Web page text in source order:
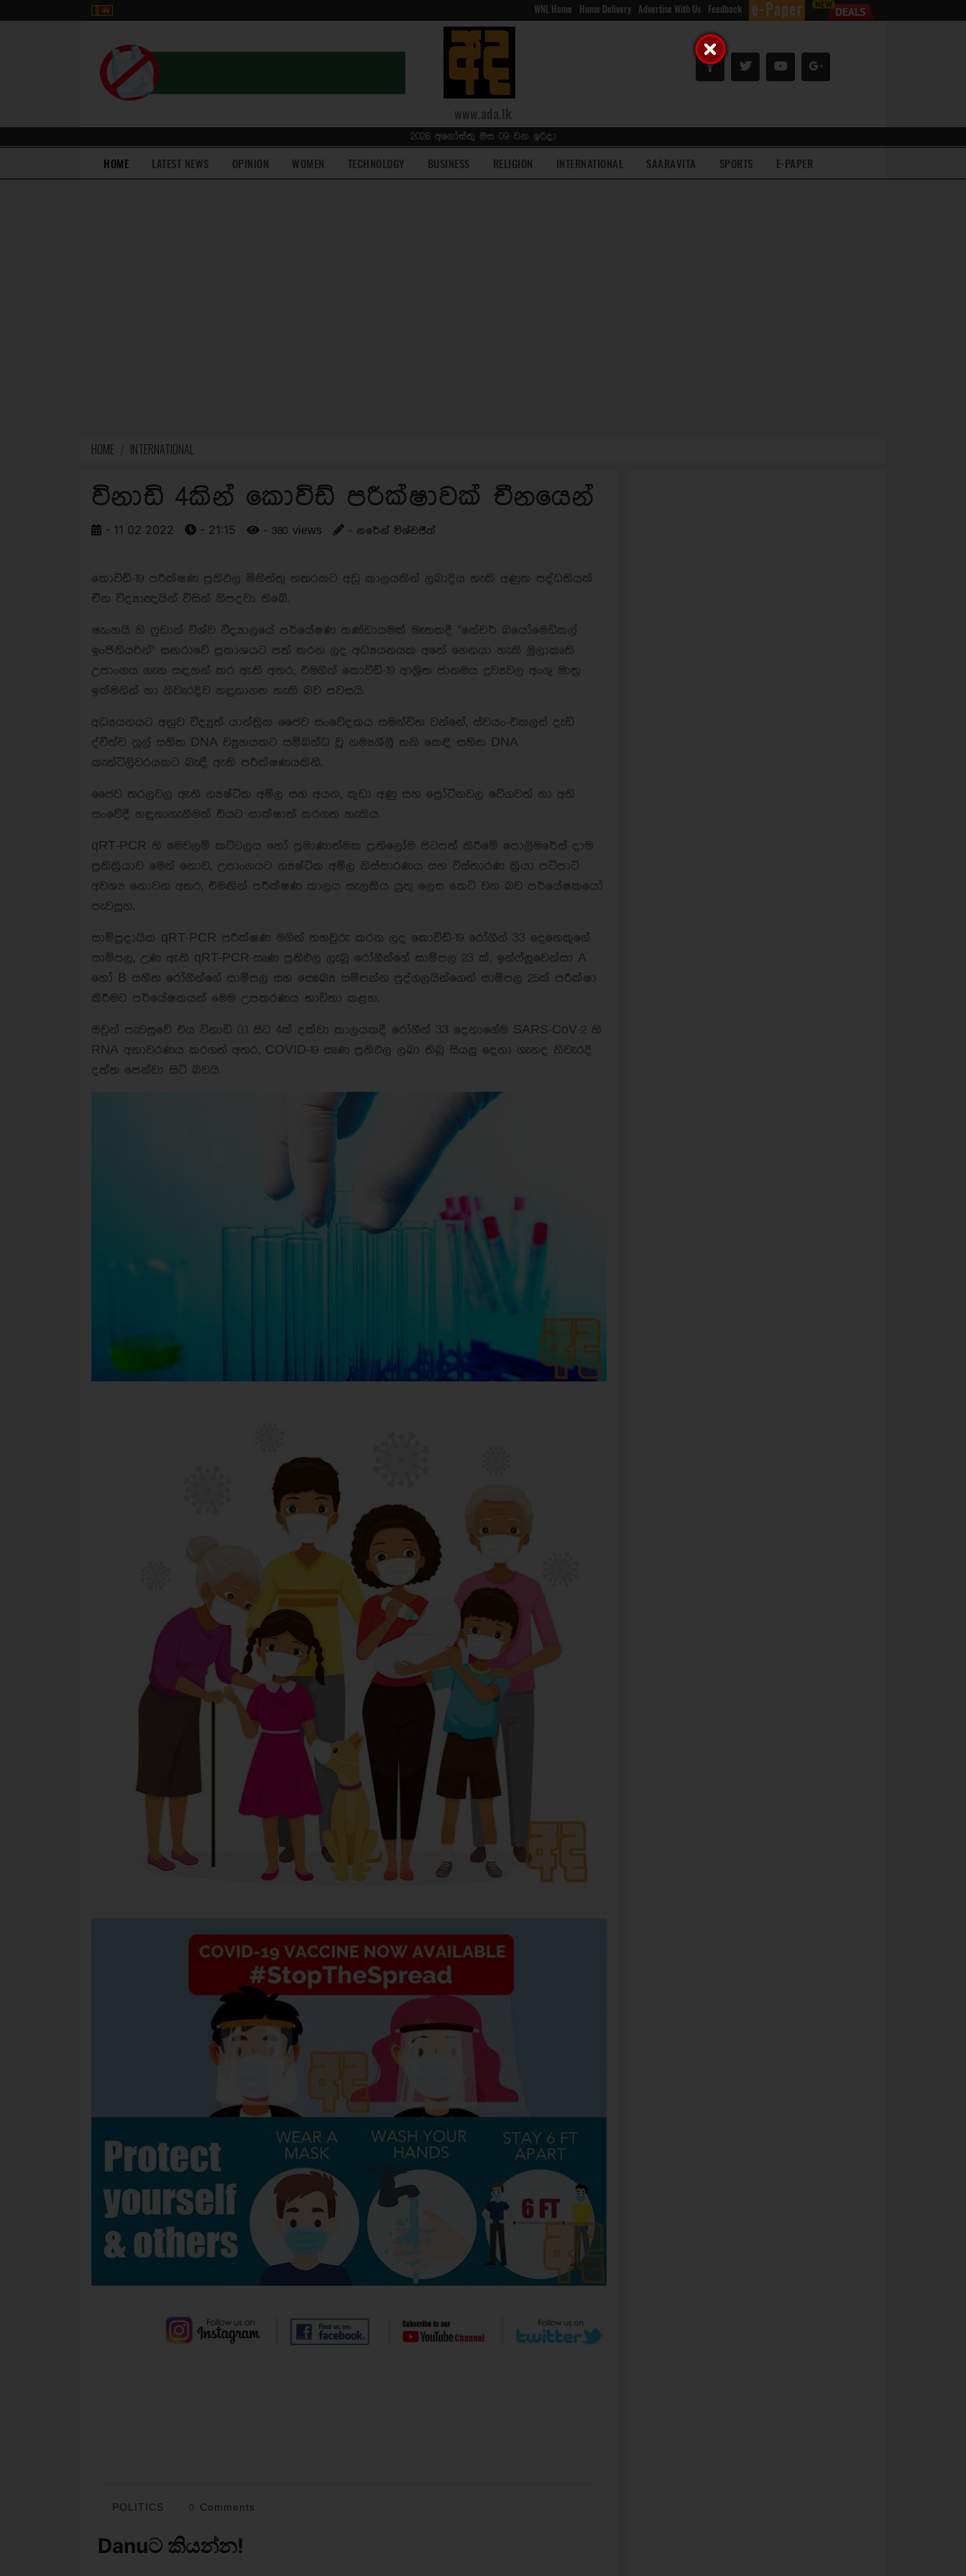
WNL Home Home Delivery Advertise With Us Feedback
www.ada.lk
2026 අගෝස්තු මස 09 වන ඉරිදා
HOME(current)LATEST NEWS OPINION WOMEN TECHNOLOGY BUSINESS RELIGION INTERNATIONAL SAARAVITA SPORTS E-PAPER
HOME INTERNATIONAL
විනාඩි 4කින් කොවිඩ් පරීක්ෂාවක් චීනයෙන්
- 11 02 2022 - 21:15 - 380 views - නරේන් විශ්වජීත්
කොවිඩ්-19 පරීක්ෂණ ප්‍රතිඵල මිනිත්තු හතරකට අඩු කාලයකින් ලබාදිය හැකි අණුක පද්ධතියක්
චීන විද්‍යාඥයින් විසින් නිපදවා තිබේ.
ෂැංහයි හි ෆුඩාන් විශ්ව විද්‍යාලයේ පර්යේෂණ කණ්ඩායමක් මෑතකදී "නේචර් බයෝමෙඩිකල්
ඉංජිනියරින්" සඟරාවේ ප්‍රකාශයට පත් කරන ලද අධ්‍යයනයක අතේ ගෙනයා හැකි මූලාකෘති
උපාංගය ගැන සඳහන් කර ඇති අතර, එමගින් කොවිඩ්-19 ආශ්‍රිත ජානමය ද්‍රව්‍යවල අංශු මාත්‍ර
ඉක්මනින් හා නිවැරදිව හඳුනාගත හැකි බව පවසයි.
අධ්‍යයනයට අනුව විද්‍යුත් යාන්ත්‍රික ජෛව සංවේදකය සමන්විත වන්නේ, ස්වයං-එකලස් දැඩි
ද්විත්ව නූල් සහිත DNA ව්‍යුහයකට සම්බන්ධ වූ නම්‍යශීලී තනි කෙඳි සහිත DNA
කැන්ටිලිවරයකට බැඳී ඇති පරීක්ෂණයකිනි.
ජෛව තරලවල ඇති න්‍යෂ්ටික අම්ල සහ අයන, කුඩා අණු සහ ප්‍රෝටීනවල වේගවත් හා අති
සංවේදී හඳුනාගැනීමක් එයට සාක්ෂාත් කරගත හැකිය.
qRT-PCR හි මෙවලම් කට්ටලය හෝ ප්‍රමාණාත්මක ප්‍රතිලෝම පිටපත් කිරීමේ පොලිමරේස් දාම
ප්‍රතික්‍රියාව මෙන් නොව, උපාංගයට න්‍යෂ්ටික අම්ල නිස්සාරණය සහ විස්තාරණ ක්‍රියා පටිපාටි
අවශ්‍ය නොවන අතර, එමඟින් පරීක්ෂණ කාලය සැලකිය යුතු ලෙස කෙටි වන බව පර්යේෂකයෝ
පැවසූහ.
සාම්ප්‍රදායික qRT-PCR පරීක්ෂණ මගින් තහවුරු කරන ලද කොවිඩ්-19 රෝගීන් 33 දෙනෙකුගේ
සාම්පල, උණ ඇති qRT-PCR-සෘණ ප්‍රතිඵල ලැබූ රෝගීන්ගේ සාම්පල 23 ක්, ඉන්ෆ්ලුවෙන්සා A
හෝ B සහිත රෝගීන්ගේ සාම්පල සහ සෞඛ්‍ය සම්පන්න පුද්ගලයින්ගෙන් සාම්පල 25ක් පරීක්ෂා
කිරීමට පර්යේෂකයන් මෙම උපකරණය භාවිතා කළහ.
ඔවුන් පැවසුවේ එය විනාඩි 0.1 සිට 4ක් දක්වා කාලයකදී රෝගීන් 33 දෙනාගේම SARS-CoV-2 හි
RNA අනාවරණය කරගත් අතර, COVID-19 සෘණ ප්‍රතිඵල ලබා තිබූ සියලු දෙනා ගැනද නිවැරදි
දත්ත පෙන්වා සිටි බවයි.
POLITICS 0 Comments